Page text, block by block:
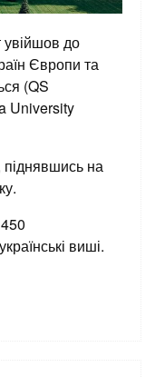
увійшов до
Європи та
(QS
University
піднявшись на
виші.